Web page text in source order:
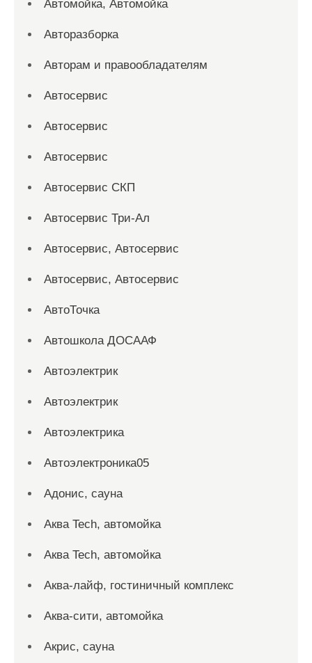
Автомойка, Автомойка
Авторазборка
Авторам и правообладателям
Автосервис
Автосервис
Автосервис
Автосервис СКП
Автосервис Три-Ал
Автосервис, Автосервис
Автосервис, Автосервис
АвтоТочка
Автошкола ДОСААФ
Автоэлектрик
Автоэлектрик
Автоэлектрика
Автоэлектроника05
Адонис, сауна
Аква Tech, автомойка
Аква Tech, автомойка
Аква-лайф, гостиничный комплекс
Аква-сити, автомойка
Акрис, сауна